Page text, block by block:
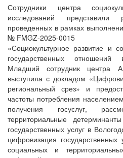
Сотрудники центра
исследований представили
проведенных в рамках
№ FMGZ-2025-0015
«Социокультурное развитие и
государственных
Младший сотрудник центра
выступила с докладом
региональный срез» и
частоты потребления
получения госуслуг,
территориальные
государственных услуг в
цифровизация государственных
социальных и